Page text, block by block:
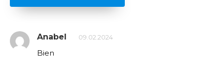
Anabel 09.02.2024
Bien